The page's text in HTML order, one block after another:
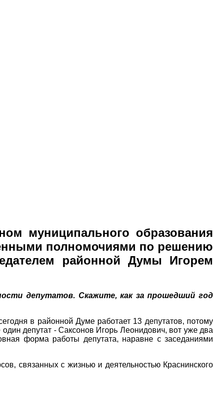
муниципального образования
полномочиями по решению
районной Думы Игорем
депутатов. Скажите, как за прошедший год
в районной Думе работает 13 депутатов, потому
депутат - Саксонов Игорь Леонидович, вот уже два
форма работы депутата, наравне с заседаниями
связанных с жизнью и деятельностью Краснинского